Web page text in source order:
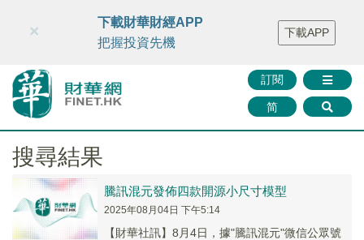
財華智庫網 FINTV FINMETA 財華證券 媒體矩陣
智庫沙龍
聯絡我們
訂閱
简
×
下載財華財經APP
把握投資先機
下載APP
搜尋結果
騰訊混元發佈四款開源小尺寸模型
2025年08月04日 下午5:14
【財華社訊】8月4日，據"騰訊混元"微信公眾號